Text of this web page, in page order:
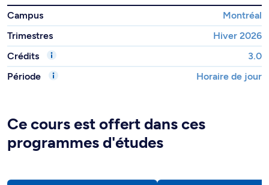
Campus
Montréal
Trimestres
Hiver 2026
Crédits
3.0
Période
Horaire de jour
Ce cours est offert dans ces
programmes d'études